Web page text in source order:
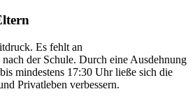
Es fehlt an
der Schule. Durch eine Ausdehnung
bis mindestens 17:30 Uhr ließe sich die
Privatleben verbessern.